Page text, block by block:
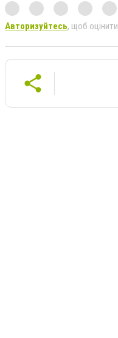
Авторизуйтесь, щоб оцінити